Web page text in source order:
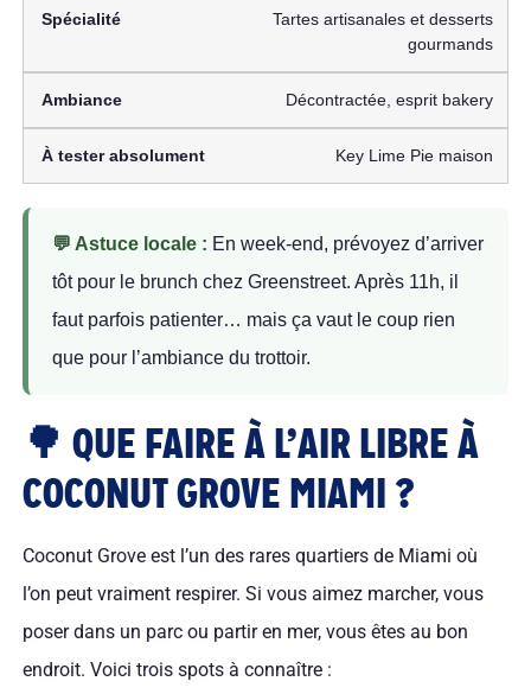
Tartes artisanales et desserts
gourmands
Décontractée, esprit bakery
Key Lime Pie maison
💬 Astuce locale : En week-end, prévoyez d’arriver
tôt pour le brunch chez Greenstreet. Après 11h, il
faut parfois patienter… mais ça vaut le coup rien
que pour l’ambiance du trottoir.
🌳 QUE FAIRE À L’AIR LIBRE À
COCONUT GROVE MIAMI ?
Coconut Grove est l’un des rares quartiers de Miami où
l’on peut vraiment respirer. Si vous aimez marcher, vous
poser dans un parc ou partir en mer, vous êtes au bon
endroit. Voici trois spots à connaître :